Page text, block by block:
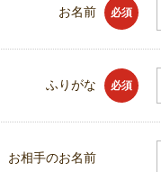
お名前 必須
ふりがな 必須
お相手のお名前